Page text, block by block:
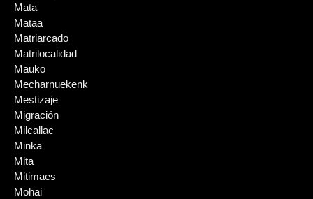
Mata
Mataa
Matriarcado
Matrilocalidad
Mauko
Mecharnuekenk
Mestizaje
Migración
Milcallac
Minka
Mita
Mitimaes
Mohai